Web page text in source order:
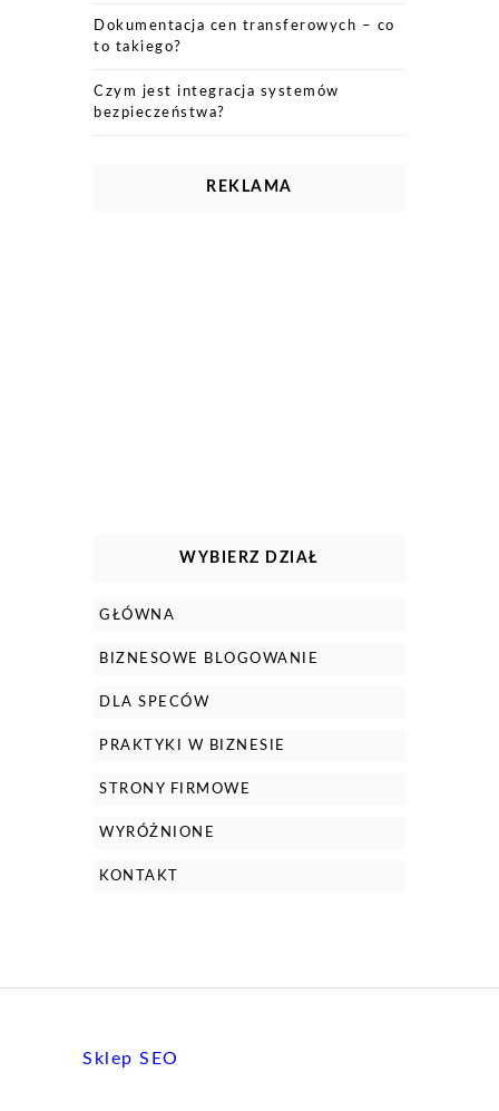
Dokumentacja cen transferowych – co
to takiego?
Czym jest integracja systemów
bezpieczeństwa?
REKLAMA
WYBIERZ DZIAŁ
GŁÓWNA
BIZNESOWE BLOGOWANIE
DLA SPECÓW
PRAKTYKI W BIZNESIE
STRONY FIRMOWE
WYRÓŻNIONE
KONTAKT
Sklep SEO